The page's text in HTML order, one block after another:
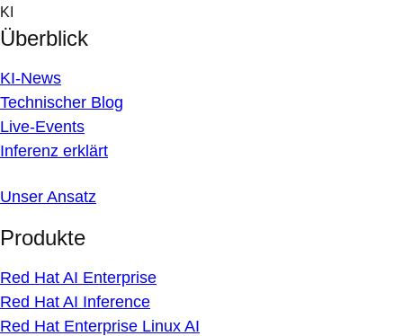
Skip
to
content
KI
Überblick
KI-News
Technischer Blog
Live-Events
Inferenz erklärt
Unser Ansatz
Produkte
Red Hat AI Enterprise
Red Hat AI Inference
Red Hat Enterprise Linux AI